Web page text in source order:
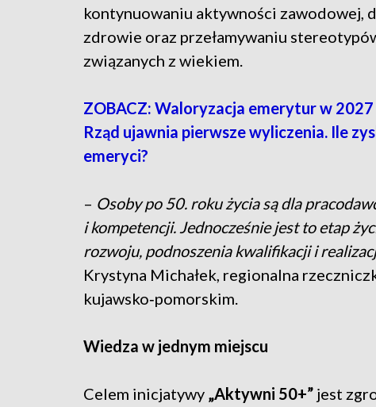
kontynuowaniu aktywności zawodowej,
zdrowie oraz przełamywaniu
związanych z wiekiem.
ZOBACZ: Waloryzacja emerytur w
Rząd ujawnia pierwsze wyliczenia. Ile
emeryci?
– Osoby po 50. roku życia są dla
i kompetencji. Jednocześnie jest to etap
rozwoju, podnoszenia kwalifikacji i
Krystyna Michałek, regionalna
kujawsko‑pomorskim.
Wiedza w jednym miejscu
Celem inicjatywy „Aktywni 50+” jest